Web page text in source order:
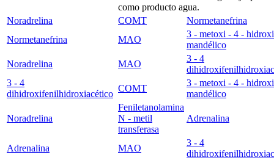
como producto agua.
Noradrelina
COMT
Normetanefrina
Normetanefrina
MAO
3 - metoxi - 4 -
mandélico
Noradrelina
MAO
3 - 4
3 - 4
dihidroxifenilhidroxiacético
COMT
3 - metoxi - 4 -
mandélico
Noradrelina
Feniletanolamina
N - metil
transferasa
Adrenalina
Adrenalina MAO
3 - 4